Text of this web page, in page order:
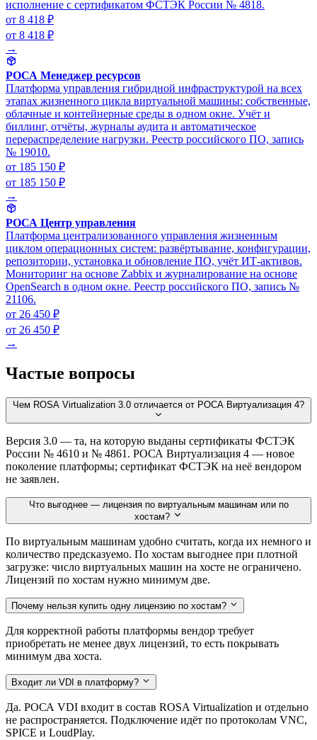
исполнение с сертификатом ФСТЭК России № 4818.
от 8 418 ₽
от 8 418 ₽
→
РОСА Менеджер ресурсов
Платформа управления гибридной инфраструктурой на всех
этапах жизненного цикла виртуальной машины: собственные,
облачные и контейнерные среды в одном окне. Учёт и
биллинг, отчёты, журналы аудита и автоматическое
перераспределение нагрузки. Реестр российского ПО, запись
№ 19010.
от 185 150 ₽
от 185 150 ₽
→
РОСА Центр управления
Платформа централизованного управления жизненным
циклом операционных систем: развёртывание, конфигурации,
репозитории, установка и обновление ПО, учёт ИТ-активов.
Мониторинг на основе Zabbix и журналирование на основе
OpenSearch в одном окне. Реестр российского ПО, запись №
21106.
от 26 450 ₽
от 26 450 ₽
→
Частые вопросы
Чем ROSA Virtualization 3.0 отличается от РОСА Виртуализация 4?
Версия 3.0 — та, на которую выданы сертификаты ФСТЭК
России № 4610 и № 4861. РОСА Виртуализация 4 — новое
поколение платформы; сертификат ФСТЭК на неё вендором
не заявлен.
Что выгоднее — лицензия по виртуальным машинам или по
хостам?
По виртуальным машинам удобно считать, когда их немного и
количество предсказуемо. По хостам выгоднее при плотной
загрузке: число виртуальных машин на хосте не ограничено.
Лицензий по хостам нужно минимум две.
Почему нельзя купить одну лицензию по хостам?
Для корректной работы платформы вендор требует
приобретать не менее двух лицензий, то есть покрывать
минимум два хоста.
Входит ли VDI в платформу?
Да. РОСА VDI входит в состав ROSA Virtualization и отдельно
не распространяется. Подключение идёт по протоколам VNC,
SPICE и LoudPlay.